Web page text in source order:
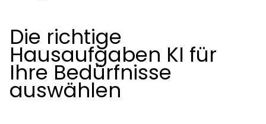
Die richtige
Hausaufgaben KI für
Ihre Bedürfnisse
auswählen